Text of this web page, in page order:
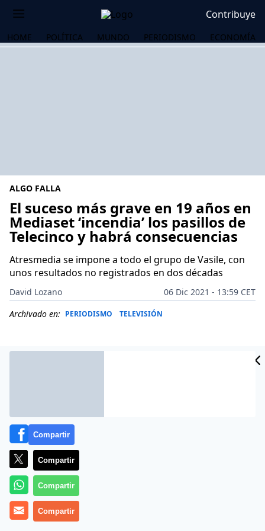
Contribuye
HOME POLÍTICA MUNDO PERIODISMO ECONOMÍA
ALGO FALLA
El suceso más grave en 19 años en
Mediaset ‘incendia’ los pasillos de
Telecinco y habrá consecuencias
Atresmedia se impone a todo el grupo de Vasile, con
unos resultados no registrados en dos décadas
David Lozano
06 Dic 2021 - 13:59 CET
Archivado en: PERIODISMO TELEVISIÓN
Más información
Compartir
Compartir
Compartir
Compartir